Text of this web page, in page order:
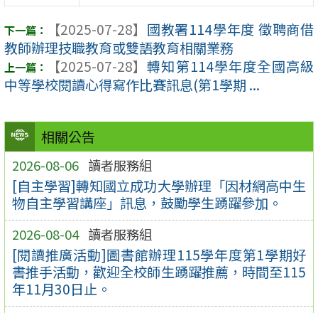
相關公告
2026-08-06 讀者服務組
[自主學習]轉知國立成功大學辦理「因材網高中生
物自主學習講座」訊息，鼓勵學生踴躍參加。
2026-08-04 讀者服務組
[閱讀推廣活動]圖書館辦理115學年度第1學期好
書推手活動，歡迎全校師生踴躍推薦，時間至115
年11月30日止。
【2025-07-28】 國教署114學年度 徵聘商借
教師辦理技職教育或雙語教育相關業務
【2025-07-28】 轉知第114學年度全國高級
中等學校閱讀心得寫作比賽訊息(第1學期 ...